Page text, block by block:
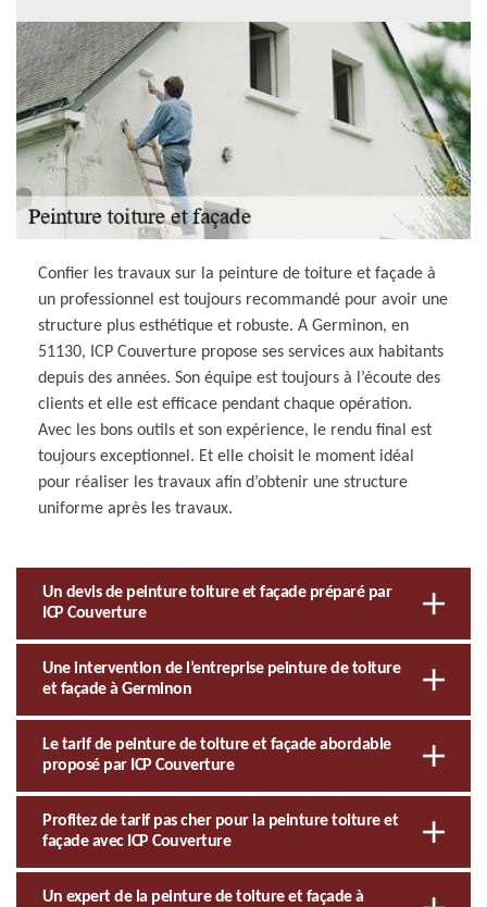
Confier les travaux sur la peinture de toiture et façade à
un professionnel est toujours recommandé pour avoir une
structure plus esthétique et robuste. A Germinon, en
51130, ICP Couverture propose ses services aux habitants
depuis des années. Son équipe est toujours à l’écoute des
clients et elle est efficace pendant chaque opération.
Avec les bons outils et son expérience, le rendu final est
toujours exceptionnel. Et elle choisit le moment idéal
pour réaliser les travaux afin d’obtenir une structure
uniforme après les travaux.
Un devis de peinture toiture et façade préparé par
ICP Couverture
Une intervention de l’entreprise peinture de toiture
et façade à Germinon
Le tarif de peinture de toiture et façade abordable
proposé par ICP Couverture
Profitez de tarif pas cher pour la peinture toiture et
façade avec ICP Couverture
Un expert de la peinture de toiture et façade à